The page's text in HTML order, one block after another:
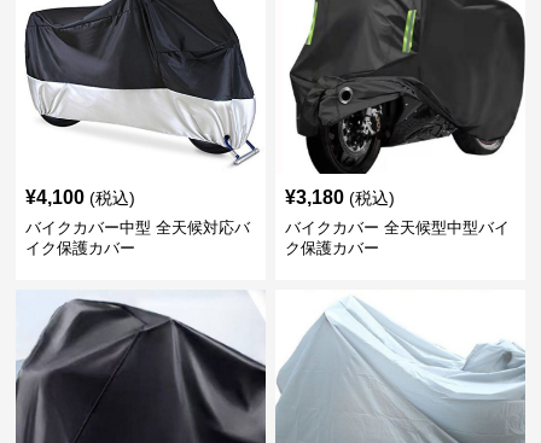
¥4,100 (税込)
バイクカバー中型 全天候対応バ
イク保護カバー
¥3,180 (税込)
バイクカバー 全天候型中型バイ
ク保護カバー